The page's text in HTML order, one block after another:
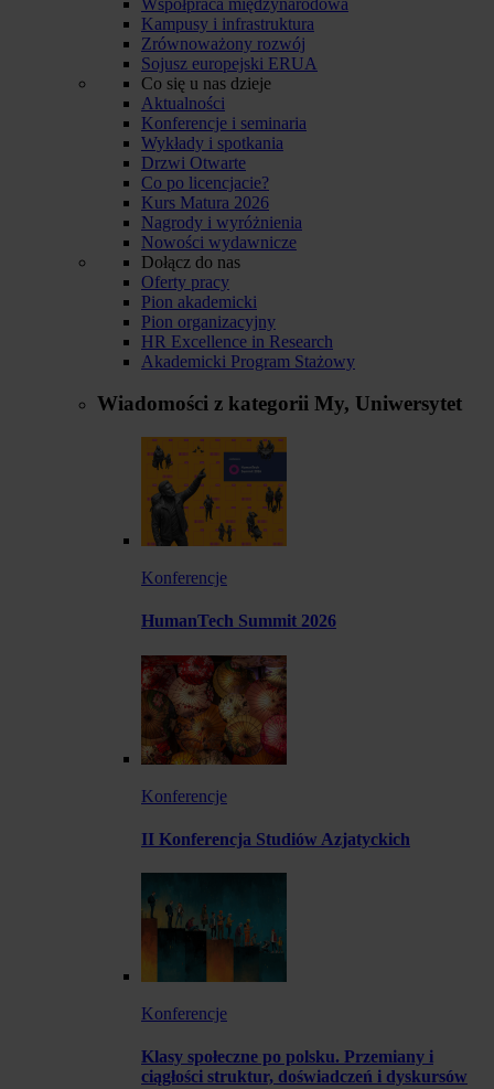
Kampusy i infrastruktura
Zrównoważony rozwój
Sojusz europejski ERUA
Co się u nas dzieje
Aktualności
Konferencje i seminaria
Wykłady i spotkania
Drzwi Otwarte
Co po licencjacie?
Kurs Matura 2026
Nagrody i wyróżnienia
Nowości wydawnicze
Dołącz do nas
Oferty pracy
Pion akademicki
Pion organizacyjny
HR Excellence in Research
Akademicki Program Stażowy
Wiadomości z kategorii My, Uniwersytet
Konferencje
HumanTech Summit 2026
Konferencje
II Konferencja Studiów Azjatyckich
Konferencje
Klasy społeczne po polsku. Przemiany i
ciągłości struktur, doświadczeń i dyskursów